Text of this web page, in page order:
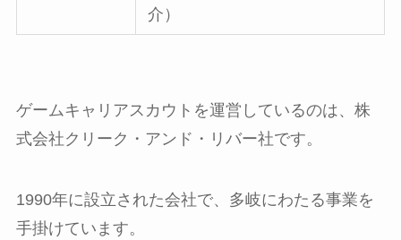
介）
ゲームキャリアスカウトを運営しているのは、株
式会社クリーク・アンド・リバー社です。
1990年に設立された会社で、多岐にわたる事業を
手掛けています。